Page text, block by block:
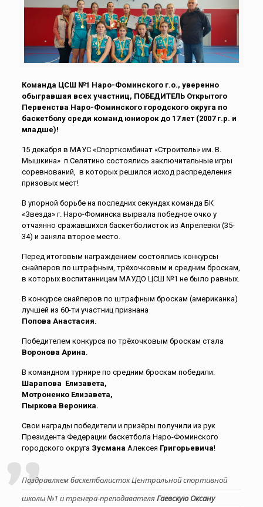
Команда ЦСШ №1 Наро-Фоминского г.о., уверенно
обыгравшая всех участниц, ПОБЕДИТЕЛЬ Открытого
Первенства Наро-Фоминского городского округа по
баскетболу среди команд юниорок до 17 лет (2007 г.р. и
младше)!
15 декабря в МАУС «Спорткомбинат «Строитель» им. В.
Мышкина» п.Селятино состоялись заключительные игры
соревнований, в которых решился исход распределения
призовых мест!
В упорной борьбе на последних секундах команда БК
«Звезда» г. Наро-Фоминска вырвала победное очко у
отчаянно сражавшихся баскетболисток из Апрелевки (35-
34) и заняла второе место.
Перед итоговым награждением состоялись конкурсы
снайперов по штрафным, трёхочковым и средним броскам,
в которых воспитанницам МАУДО ЦСШ №1 не было равных.
В конкурсе снайперов по штрафным броскам (американка)
лучшей из 60-ти участниц признана
Попова Анастасия.
Победителем конкурса по трёхочковым броскам стала
Воронова Арина.
В командном турнире по средним броскам победили:
Шарапова Елизавета,
Мотроненко Елизавета,
Пыркова Вероника.
Свои награды победители и призёры получили из рук
Президента Федерации баскетбола Наро-Фоминского
городского округа Зусмана Алексея Григорьевича!
Поздравляем баскетболисток Центральной спортивной
школы №1 и тренера-преподавателяГаевскую Оксану